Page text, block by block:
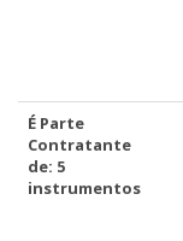
É Parte
Contratante
de: 5
instrumentos